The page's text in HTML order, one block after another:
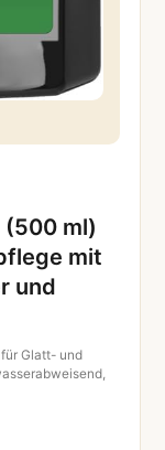
(500 ml)
mit
und
Glatt- und